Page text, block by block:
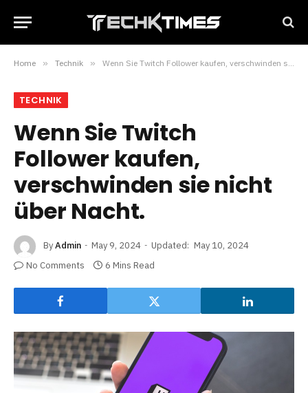
Home » Technik » Wenn Sie Twitch Follower kaufen, verschwinden sie nicht über Nacht.
TECHNIK
Wenn Sie Twitch
Follower kaufen,
verschwinden sie nicht
über Nacht.
ByAdmin May 9, 2024 Updated: May 10, 2024
No Comments
6 Mins Read